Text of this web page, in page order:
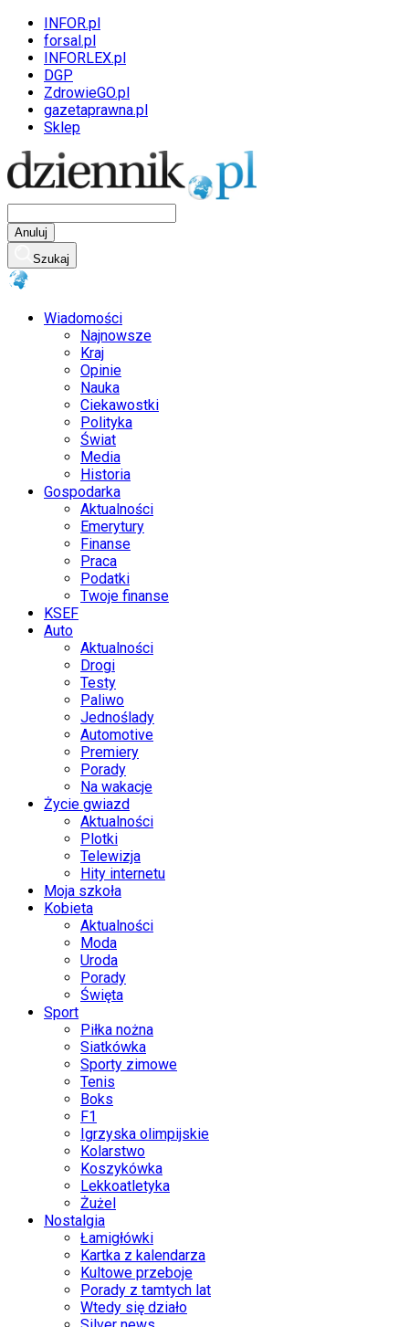
INFOR.pl
forsal.pl
INFORLEX.pl
DGP
ZdrowieGO.pl
gazetaprawna.pl
Sklep
Anuluj
Szukaj
Wiadomości
Najnowsze
Kraj
Opinie
Nauka
Ciekawostki
Polityka
Świat
Media
Historia
Gospodarka
Aktualności
Emerytury
Finanse
Praca
Podatki
Twoje finanse
KSEF
Auto
Aktualności
Drogi
Testy
Paliwo
Jednoślady
Automotive
Premiery
Porady
Na wakacje
Życie gwiazd
Aktualności
Plotki
Telewizja
Hity internetu
Moja szkoła
Kobieta
Aktualności
Moda
Uroda
Porady
Święta
Sport
Piłka nożna
Siatkówka
Sporty zimowe
Tenis
Boks
F1
Igrzyska olimpijskie
Kolarstwo
Koszykówka
Lekkoatletyka
Żużel
Nostalgia
Łamigłówki
Kartka z kalendarza
Kultowe przeboje
Porady z tamtych lat
Wtedy się działo